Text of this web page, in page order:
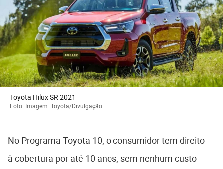
Toyota Hilux SR 2021
Foto: Imagem: Toyota/Divulgação
No Programa Toyota 10, o consumidor tem direito
à cobertura por até 10 anos, sem nenhum custo